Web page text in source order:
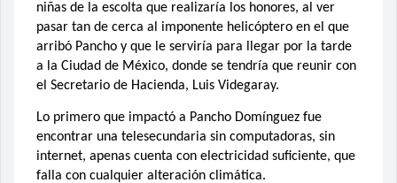
niñas de la escolta que realizaría los honores, al ver
pasar tan de cerca al imponente helicóptero en el que
arribó Pancho y que le serviría para llegar por la tarde
a la Ciudad de México, donde se tendría que reunir con
el Secretario de Hacienda, Luis Videgaray.
Lo primero que impactó a Pancho Domínguez fue
encontrar una telesecundaria sin computadoras, sin
internet, apenas cuenta con electricidad suficiente, que
falla con cualquier alteración climática.